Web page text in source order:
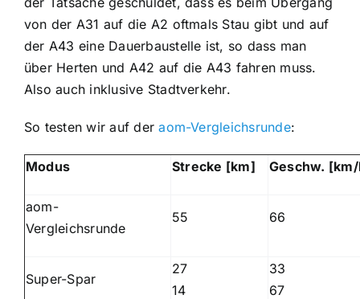
von der A31 auf die A2 oftmals Stau gibt und auf
der A43 eine Dauerbaustelle ist, so dass man
über Herten und A42 auf die A43 fahren muss.
Also auch inklusive Stadtverkehr.
So testen wir auf deraom-Vergleichsrunde:
Modus Strecke [km] Geschw.
aom-
Vergleichsrunde
55 66
Super-Spar
27
14
33
67